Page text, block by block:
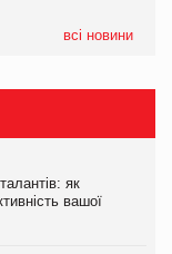
всі новини
як
вашої